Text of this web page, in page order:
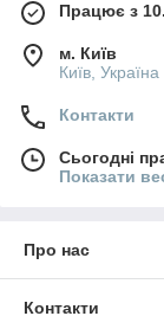
Працює з
м. Київ
Київ, Україна
Контакти
Сьогодні
Показати
Про нас
Контакти